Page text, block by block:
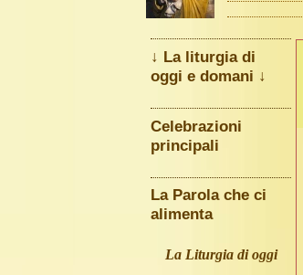
↓ La liturgia di
oggi e domani ↓
Celebrazioni
principali
La Parola che ci
alimenta
La Liturgia di oggi